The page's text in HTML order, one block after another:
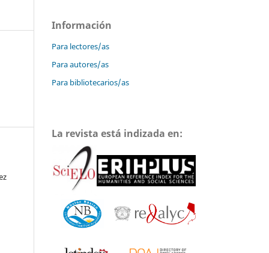
Información
Para lectores/as
Para autores/as
Para bibliotecarios/as
La revista está indizada en: